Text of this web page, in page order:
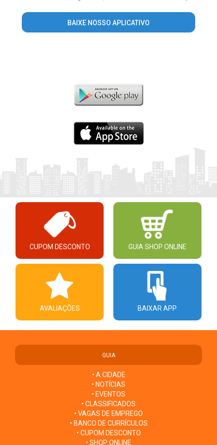
BAIXE NOSSO APLICATIVO
CUPOM DESCONTO GUIA SHOP ONLINE
AVALIAÇÕES BAIXAR APP
GUIA
• A CIDADE
• NOTÍCIAS
• EVENTOS
• CLASSIFICADOS
• VAGAS DE EMPREGO
• BANCO DE CURRÍCULOS
• CUPOM DESCONTO
• SHOP ONLINE